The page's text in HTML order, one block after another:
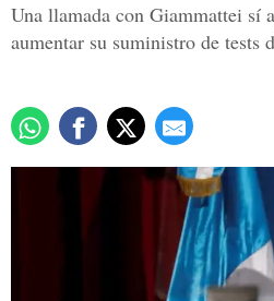
Una llamada con Giammattei sí
aumentar su suministro de tests